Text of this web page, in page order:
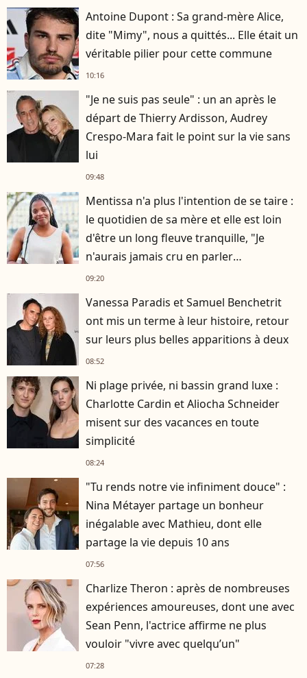
Antoine Dupont : Sa grand-mère Alice,
dite "Mimy", nous a quittés... Elle était un
véritable pilier pour cette commune
10:16
"Je ne suis pas seule" : un an après le
départ de Thierry Ardisson, Audrey
Crespo-Mara fait le point sur la vie sans
lui
09:48
Mentissa n'a plus l'intention de se taire :
le quotidien de sa mère et elle est loin
d'être un long fleuve tranquille, "Je
n'aurais jamais cru en parler
publiquement"
09:20
Vanessa Paradis et Samuel Benchetrit
ont mis un terme à leur histoire, retour
sur leurs plus belles apparitions à deux
08:52
Ni plage privée, ni bassin grand luxe :
Charlotte Cardin et Aliocha Schneider
misent sur des vacances en toute
simplicité
08:24
"Tu rends notre vie infiniment douce" :
Nina Métayer partage un bonheur
inégalable avec Mathieu, dont elle
partage la vie depuis 10 ans
07:56
Charlize Theron : après de nombreuses
expériences amoureuses, dont une avec
Sean Penn, l'actrice affirme ne plus
vouloir "vivre avec quelqu’un"
07:28